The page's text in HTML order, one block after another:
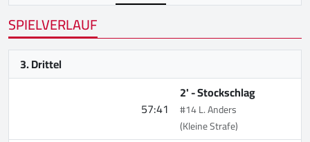
SPIELVERLAUF
3. Drittel
57:41
2' -Stockschlag
#14 L. Anders
(Kleine Strafe)